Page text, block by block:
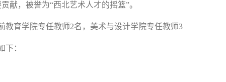
献，被誉为“西北艺术人才的摇篮”。
教育学院专任教师2名，美术与设计学院专任教师3
下：